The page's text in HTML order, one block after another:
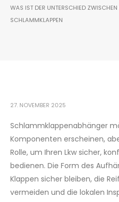
WAS IST DER UNTERSCHIED
SCHLAMMKLAPPEN
27. NOVEMBER 2025
Schlammklappenabhänger
Komponenten erscheinen,
Rolle, um Ihren Lkw sicher,
bedienen. Die Form des
Klappen sicher bleiben, die
vermeiden und die lokalen